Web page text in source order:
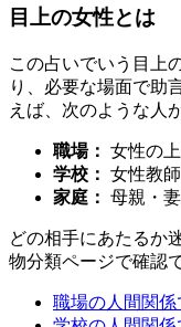
目上の女性とは
この占いでいう目上
り、必要な場面で助
えば、次のような人
職場： 女性の
学校： 女性教
家庭： 母親・妻
どの相手にあたるか
物分類ページで確認
職場の人間関係